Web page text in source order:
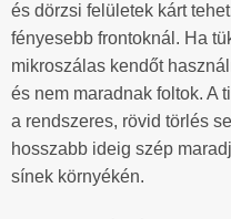
és dörzsi felületek kárt
fényesebb frontoknál. Ha
mikroszálas kendőt
és nem maradnak foltok. A
a rendszeres, rövid törlés
hosszabb ideig szép
sínek környékén.